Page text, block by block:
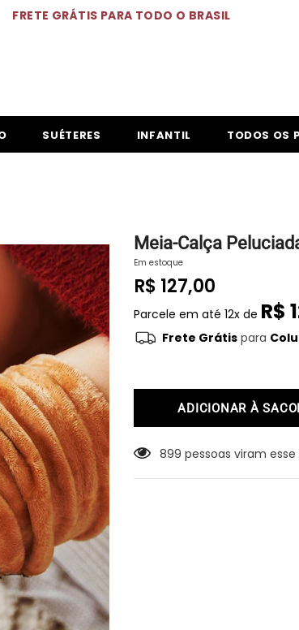
FRETE GRÁTIS PARA TODO O BRASIL
SUÉTERES INFANTIL TODOS OS
Meia-Calça
Em estoque
R$ 127,00
Parcele em até 12x de R$
Frete Grátis para
899 pessoas viram